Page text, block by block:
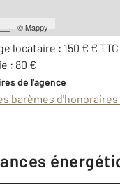
©Mappy
locataire : 150 € € TTC
: 80 €
de l'agence
barèmes d'honoraires